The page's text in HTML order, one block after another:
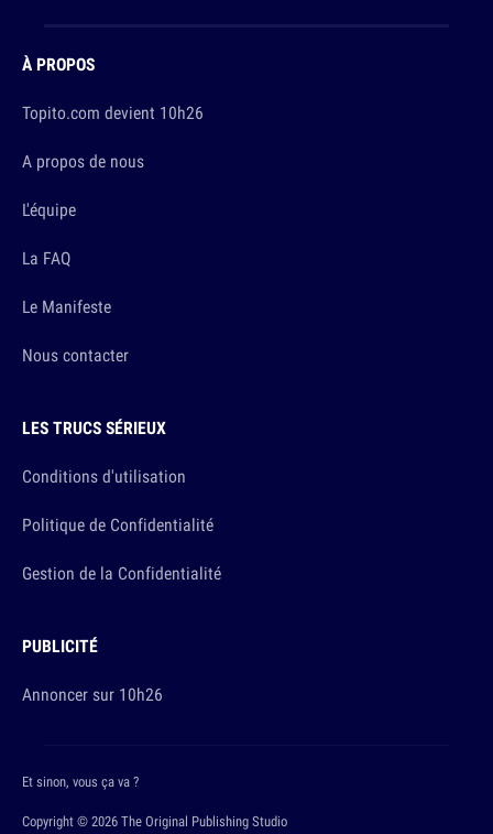
À PROPOS
Topito.com devient 10h26
A propos de nous
L'équipe
La FAQ
Le Manifeste
Nous contacter
LES TRUCS SÉRIEUX
Conditions d'utilisation
Politique de Confidentialité
Gestion de la Confidentialité
PUBLICITÉ
Annoncer sur 10h26
Copyright © 2026 The Original Publishing Studio
Et sinon, vous ça va ?